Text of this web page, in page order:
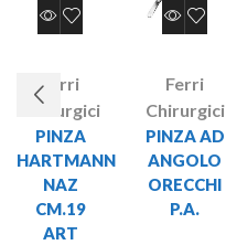
Ferri
Chirurgici
PINZA
HARTMANN
NAZ
CM.19
ART
Ferri
Chirurgici
PINZA AD
ANGOLO
ORECCHI
P.A.